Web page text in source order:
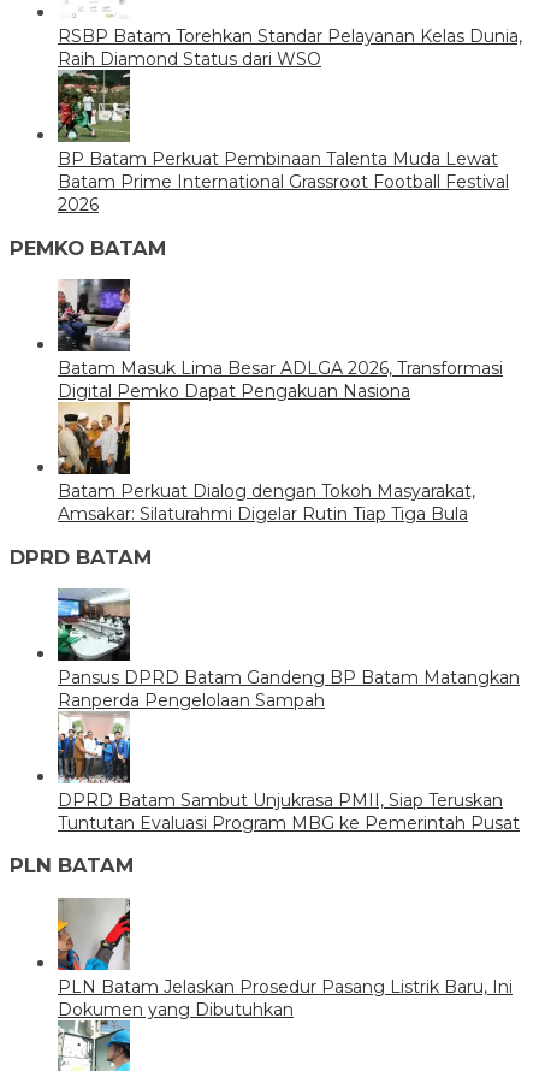
RSBP Batam Torehkan Standar Pelayanan Kelas Dunia,
Raih Diamond Status dari WSO
BP Batam Perkuat Pembinaan Talenta Muda Lewat
Batam Prime International Grassroot Football Festival
2026
PEMKO BATAM
Batam Masuk Lima Besar ADLGA 2026, Transformasi
Digital Pemko Dapat Pengakuan Nasiona
Batam Perkuat Dialog dengan Tokoh Masyarakat,
Amsakar: Silaturahmi Digelar Rutin Tiap Tiga Bula
DPRD BATAM
Pansus DPRD Batam Gandeng BP Batam Matangkan
Ranperda Pengelolaan Sampah
DPRD Batam Sambut Unjukrasa PMII, Siap Teruskan
Tuntutan Evaluasi Program MBG ke Pemerintah Pusat
PLN BATAM
PLN Batam Jelaskan Prosedur Pasang Listrik Baru, Ini
Dokumen yang Dibutuhkan